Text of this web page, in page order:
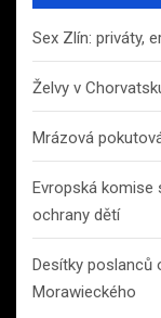
Sex Zlín: priváty,
Želvy v
Mrázová
Evropská komise
ochrany dětí
Desítky poslanců
Morawieckého